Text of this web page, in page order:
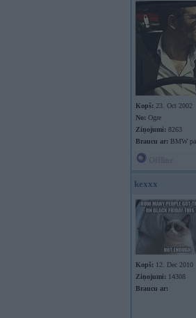
Kopš: 23. Oct 2002
No: Ogre
Ziņojumi: 8263
Braucu ar: BMW
kexxx
Kopš: 12. Dec 2010
Ziņojumi: 14308
Braucu ar: